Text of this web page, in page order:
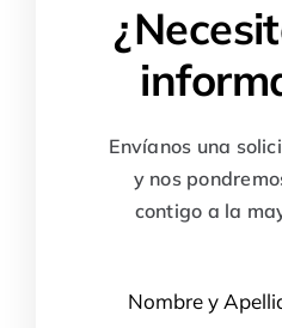
Envíanos una
y nos
contigo a la